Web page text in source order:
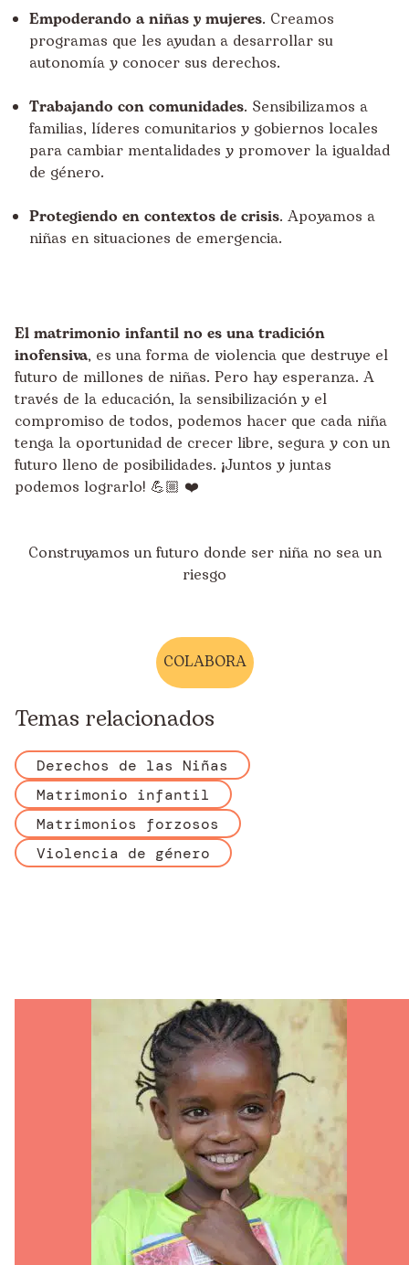
Empoderando a niñas y mujeres. Creamos
programas que les ayudan a desarrollar su
autonomía y conocer sus derechos.
Trabajando con comunidades. Sensibilizamos a
familias, líderes comunitarios y gobiernos locales
para cambiar mentalidades y promover la igualdad
de género.
Protegiendo en contextos de crisis. Apoyamos a
niñas en situaciones de emergencia.
El matrimonio infantil no es una tradición
inofensiva, es una forma de violencia que destruye el
futuro de millones de niñas. Pero hay esperanza. A
través de la educación, la sensibilización y el
compromiso de todos, podemos hacer que cada niña
tenga la oportunidad de crecer libre, segura y con un
futuro lleno de posibilidades. ¡Juntos y juntas
podemos lograrlo! 💪🏼 ❤️
Construyamos un futuro donde ser niña no sea un
riesgo
COLABORA
Temas relacionados
Derechos de las Niñas
Matrimonio infantil
Matrimonios forzosos
Violencia de género